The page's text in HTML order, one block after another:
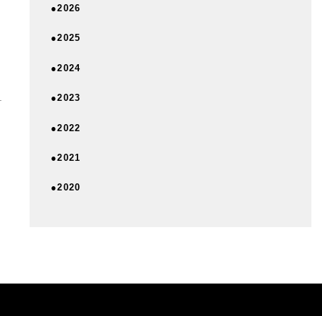
●2026
●2025
●2024
●2023
●2022
●2021
●2020